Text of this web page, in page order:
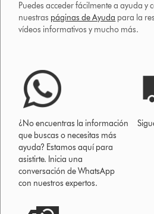
Puedes acceder fácilmente a ayuda y
nuestras páginas de Ayuda para la
vídeos informativos y mucho más.
¿No encuentras la información
que buscas o necesitas más
ayuda? Estamos aquí para
asistirte. Inicia una
conversación de WhatsApp
con nuestros expertos.